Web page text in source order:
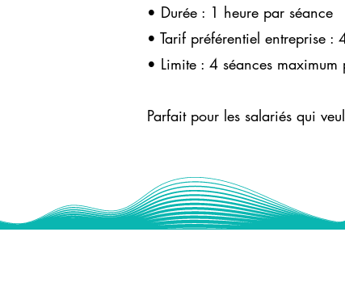
• Durée : 1 heure par séance
• Tarif préférentiel entreprise
• Limite : 4 séances
Parfait pour les salariés qui